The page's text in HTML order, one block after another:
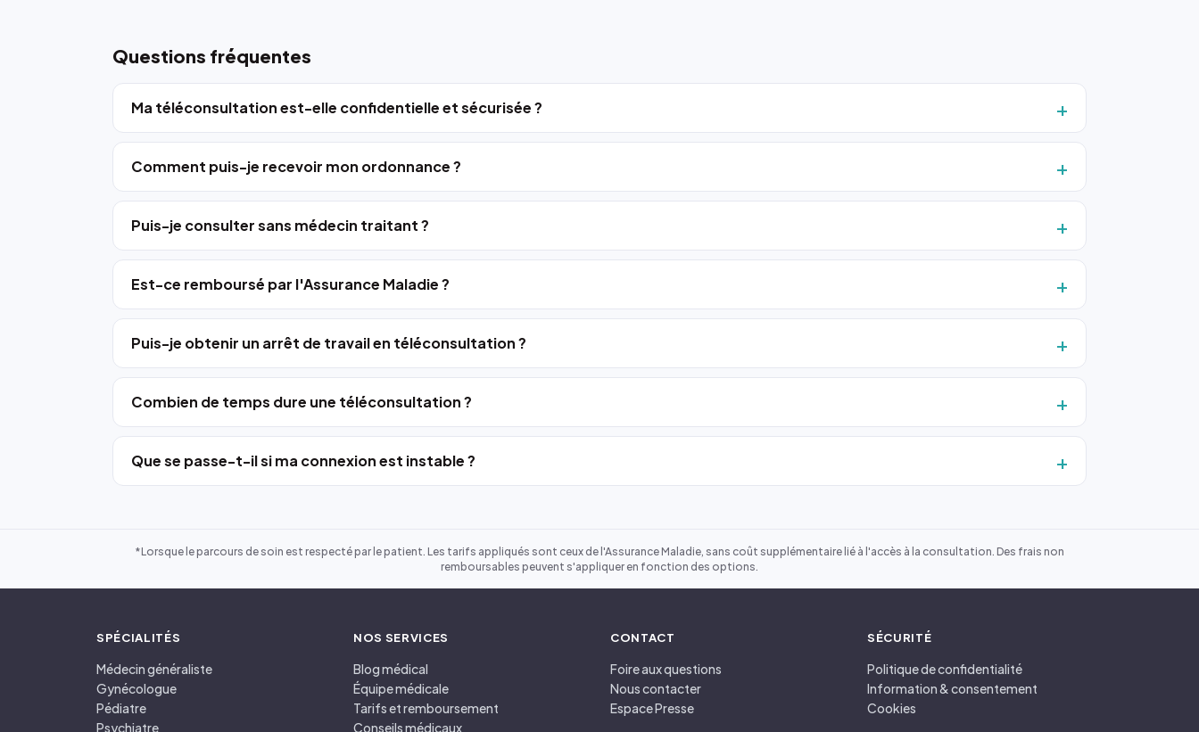
Questions fréquentes
Ma téléconsultation est-elle confidentielle et sécurisée ?
Comment puis-je recevoir mon ordonnance ?
Puis-je consulter sans médecin traitant ?
Est-ce remboursé par l'Assurance Maladie ?
Puis-je obtenir un arrêt de travail en téléconsultation ?
Combien de temps dure une téléconsultation ?
Que se passe-t-il si ma connexion est instable ?
*Lorsque le parcours de soin est respecté par le patient. Les tarifs appliqués sont ceux de l'Assurance Maladie, sans coût supplémentaire lié à l'accès à la consultation. Des frais non
remboursables peuvent s'appliquer en fonction des options.
SPÉCIALITÉS
Médecin généraliste
Gynécologue
Pédiatre
Psychiatre
NOS SERVICES
Blog médical
Équipe médicale
Tarifs et remboursement
Conseils médicaux
CONTACT
Foire aux questions
Nous contacter
Espace Presse
SÉCURITÉ
Politique de confidentialité
Information & consentement
Cookies